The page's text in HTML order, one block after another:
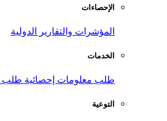
الإحصاءات
المؤشرات والتقارير الدولية
الخدمات
طلب معلومات إحصائية طلب
التوعية